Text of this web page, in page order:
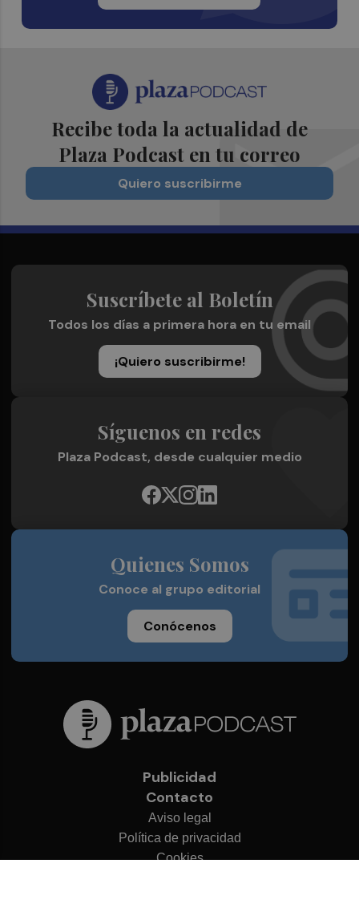
Recibe toda la actualidad de
Plaza Podcast en tu correo
Quiero suscribirme
Suscríbete al Boletín
Todos los días a primera hora en tu email
¡Quiero suscribirme!
Síguenos en redes
Plaza Podcast, desde cualquier medio
Quienes Somos
Conoce al grupo editorial
Conócenos
Publicidad
Contacto
Aviso legal
Política de privacidad
Cookies